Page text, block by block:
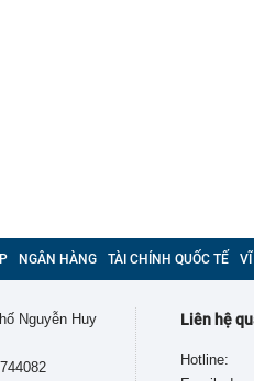
NGÂN HÀNG TÀI CHÍNH QUỐC TẾ
Nguyễn Huy
Liên hệ
Hotline: